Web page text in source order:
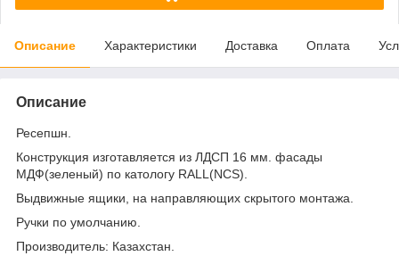
Описание Характеристики Доставка Оплата
Описание
Ресепшн.
Конструкция изготавляется из ЛДСП 16 мм. фасады
МДФ(зеленый) по катологу RALL(NCS).
Выдвижные ящики, на направляющих скрытого монтажа.
Ручки по умолчанию.
Производитель: Казахстан.